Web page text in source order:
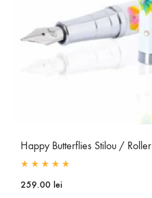
Happy Butterflies Stilou / Roller
259.00 lei